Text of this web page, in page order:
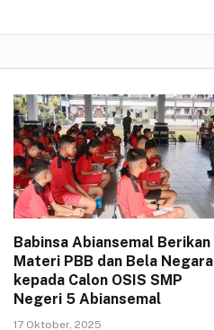
Babinsa Abiansemal Berikan
Materi PBB dan Bela Negara
kepada Calon OSIS SMP
Negeri 5 Abiansemal
17 Oktober, 2025